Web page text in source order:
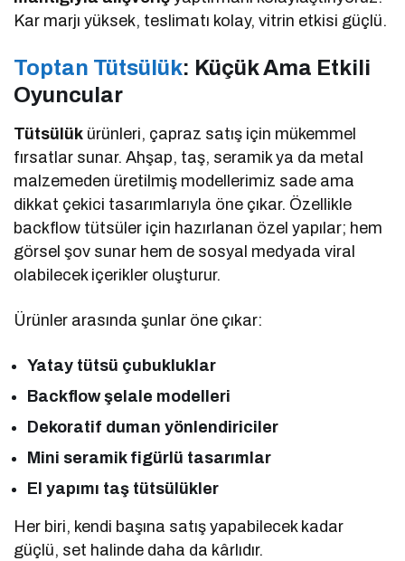
Kar marjı yüksek, teslimatı kolay, vitrin etkisi güçlü.
Toptan Tütsülük: Küçük Ama Etkili
Oyuncular
Tütsülük ürünleri, çapraz satış için mükemmel
fırsatlar sunar. Ahşap, taş, seramik ya da metal
malzemeden üretilmiş modellerimiz sade ama
dikkat çekici tasarımlarıyla öne çıkar. Özellikle
backflow tütsüler için hazırlanan özel yapılar; hem
görsel şov sunar hem de sosyal medyada viral
olabilecek içerikler oluşturur.
Ürünler arasında şunlar öne çıkar:
Yatay tütsü çubukluklar
Backflow şelale modelleri
Dekoratif duman yönlendiriciler
Mini seramik figürlü tasarımlar
El yapımı taş tütsülükler
Her biri, kendi başına satış yapabilecek kadar
güçlü, set halinde daha da kârlıdır.